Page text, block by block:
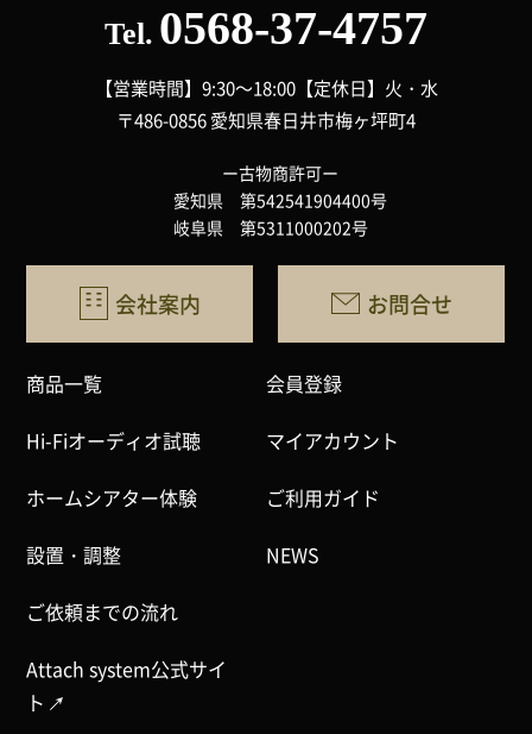
Tel. 0568-37-4757
【営業時間】9:30～18:00【定休日】火・水
〒486-0856 愛知県春日井市梅ヶ坪町4
ー古物商許可ー
愛知県 第542541904400号
岐阜県 第5311000202号
会社案内 お問合せ
商品一覧
Hi-Fiオーディオ試聴
ホームシアター体験
設置・調整
ご依頼までの流れ
Attach system公式サイ
ト
会員登録
マイアカウント
ご利用ガイド
NEWS